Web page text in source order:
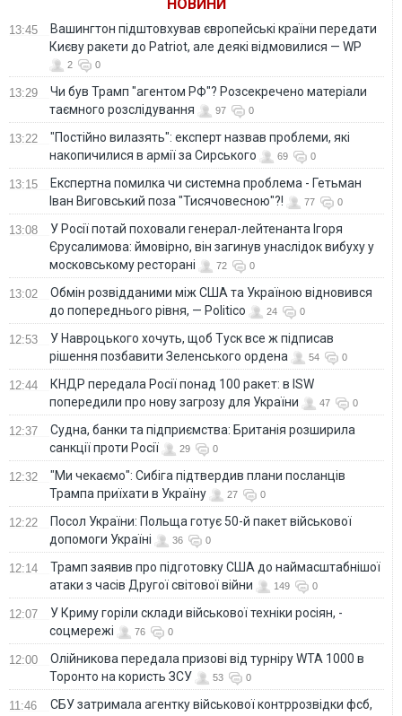
НОВИНИ
13:45
Вашингтон підштовхував європейські країни передати
Києву ракети до Patriot, але деякі відмовилися — WP
2 0
13:29
Чи був Трамп "агентом РФ"? Розсекречено матеріали
таємного розслідування
97 0
13:22
"Постійно вилазять": експерт назвав проблеми, які
накопичилися в армії за Сирського
69 0
13:15
Eкспертна помилка чи системна проблема - Гетьман
Іван Виговський поза "Тисячовесною"?!
77 0
13:08
У Росії потай поховали генерал-лейтенанта Ігоря
Єрусалимова: ймовірно, він загинув унаслідок вибуху у
московському ресторані
72 0
13:02
Обмін розвідданими між США та Україною відновився
до попереднього рівня, — Politico
24 0
12:53
У Навроцького хочуть, щоб Туск все ж підписав
рішення позбавити Зеленського ордена
54 0
12:44
КНДР передала Росії понад 100 ракет: в ISW
попередили про нову загрозу для України
47 0
12:37
Судна, банки та підприємства: Британія розширила
санкції проти Росії
29 0
12:32
"Ми чекаємо": Сибіга підтвердив плани посланців
Трампа приїхати в Україну
27 0
12:22
Посол України: Польща готує 50-й пакет військової
допомоги Україні
36 0
12:14
Трамп заявив про підготовку США до наймасштабнішої
атаки з часів Другої світової війни
149 0
12:07
У Криму горіли склади військової техніки росіян, -
соцмережі
76 0
12:00
Олійникова передала призові від турніру WTA 1000 в
Торонто на користь ЗСУ
53 0
11:46
СБУ затримала агентку військової контррозвідки фсб,